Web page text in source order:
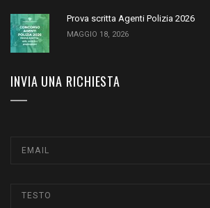
Prova scritta Agenti Polizia 2026
MAGGIO 18, 2026
INVIA UNA RICHIESTA